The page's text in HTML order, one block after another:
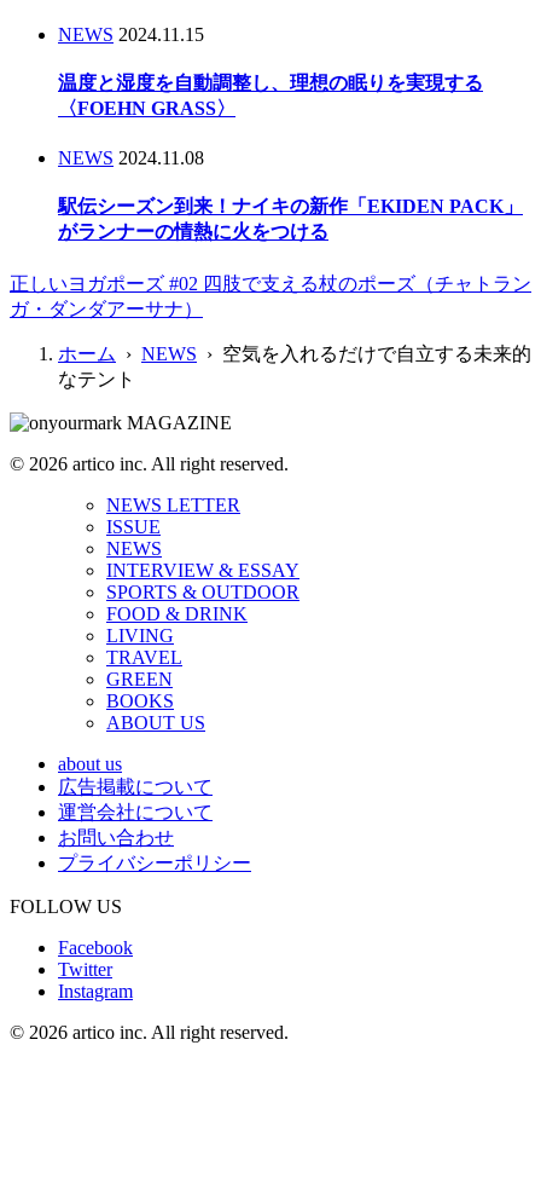
NEWS 2024.11.15
温度と湿度を自動調整し、理想の眠りを実現する
〈FOEHN GRASS〉
NEWS 2024.11.08
駅伝シーズン到来！ナイキの新作「EKIDEN PACK」
がランナーの情熱に火をつける
正しいヨガポーズ #02 四肢で支える杖のポーズ（チャトラン
ガ・ダンダアーサナ）
ホーム › NEWS › 空気を入れるだけで自立する未来的
なテント
© 2026 artico inc. All right reserved.
NEWS LETTER
ISSUE
NEWS
INTERVIEW & ESSAY
SPORTS & OUTDOOR
FOOD & DRINK
LIVING
TRAVEL
GREEN
BOOKS
ABOUT US
about us
広告掲載について
運営会社について
お問い合わせ
プライバシーポリシー
FOLLOW US
Facebook
Twitter
Instagram
© 2026 artico inc. All right reserved.